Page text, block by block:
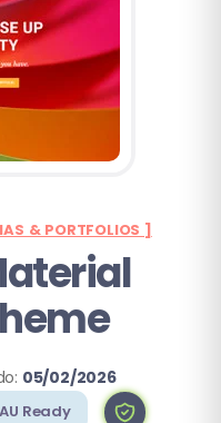
& PORTFOLIOS ]
05/02/2026
Ready